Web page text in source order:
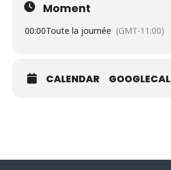
Moment
00:00Toute la journée (GMT-11:00)
CALENDAR GOOGLECAL